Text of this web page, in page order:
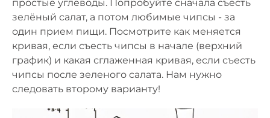
простые углеводы. Попробуйте сначала съесть
зелёный салат, а потом любимые чипсы - за
один прием пищи. Посмотрите как меняется
кривая, если съесть чипсы в начале (верхний
график) и какая сглаженная кривая, если съесть
чипсы после зеленого салата. Нам нужно
следовать второму варианту!